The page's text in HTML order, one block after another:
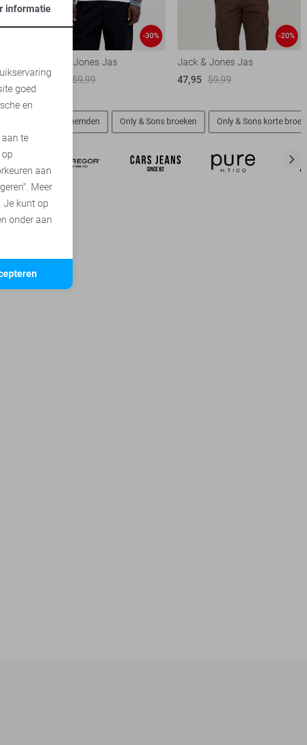
-30%
Jack & Jones Jas
42,00
59,99
-20%
Jack & Jones Jas
47,95 59,99
Only & Sons overhemden Only & Sons broeken Only & Sons korte
informatie
goed
en
te
aan
Meer
Je kunt op
onder aan